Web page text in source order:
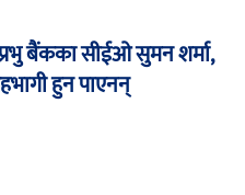
बैंकका सीईओ सुमन शर्मा,
हुन पाएनन्